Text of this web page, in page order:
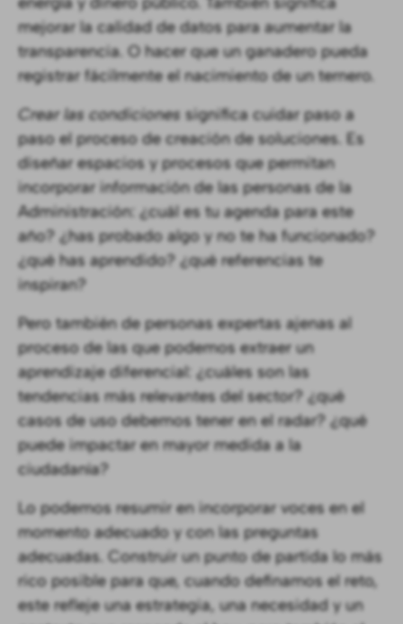
mejorar la calidad de datos para aumentar la
transparencia. O hacer que un ganadero pueda
registrar fácilmente el nacimiento de un ternero.
Crear las condiciones significa cuidar paso a
paso el proceso de creación de soluciones. Es
diseñar espacios y procesos que permitan
incorporar información de las personas de la
Administración: ¿cuál es tu agenda para este
año? ¿has probado algo y no te ha funcionado?
¿qué has aprendido? ¿qué referencias te
inspiran?
Pero también de personas expertas ajenas al
proceso de las que podemos extraer un
aprendizaje diferencial: ¿cuáles son las
tendencias más relevantes del sector? ¿qué
casos de uso debemos tener en el radar? ¿qué
puede impactar en mayor medida a la
ciudadanía?
Lo podemos resumir en incorporar voces en el
momento adecuado y con las preguntas
adecuadas. Construir un punto de partida lo más
rico posible para que, cuando definamos el reto,
este refleje una estrategia, una necesidad y un